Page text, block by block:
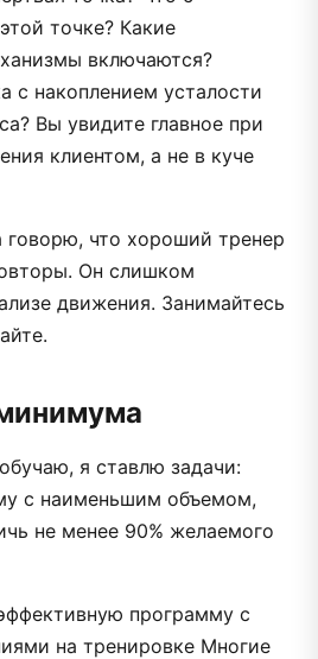
точке? Какие
включаются?
с накоплением усталости
Вы увидите главное при
клиентом, а не в куче
говорю, что хороший тренер
Он слишком
движения. Занимайтесь
я ставлю задачи:
с наименьшим объемом,
не менее 90% желаемого
программу с
на тренировке Многие